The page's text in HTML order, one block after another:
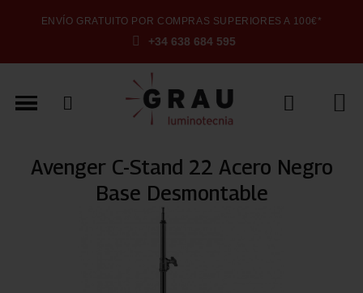
ENVÍO GRATUITO POR COMPRAS SUPERIORES A 100€*
+34 638 684 595
Avenger C-Stand 22 Acero Negro
Base Desmontable